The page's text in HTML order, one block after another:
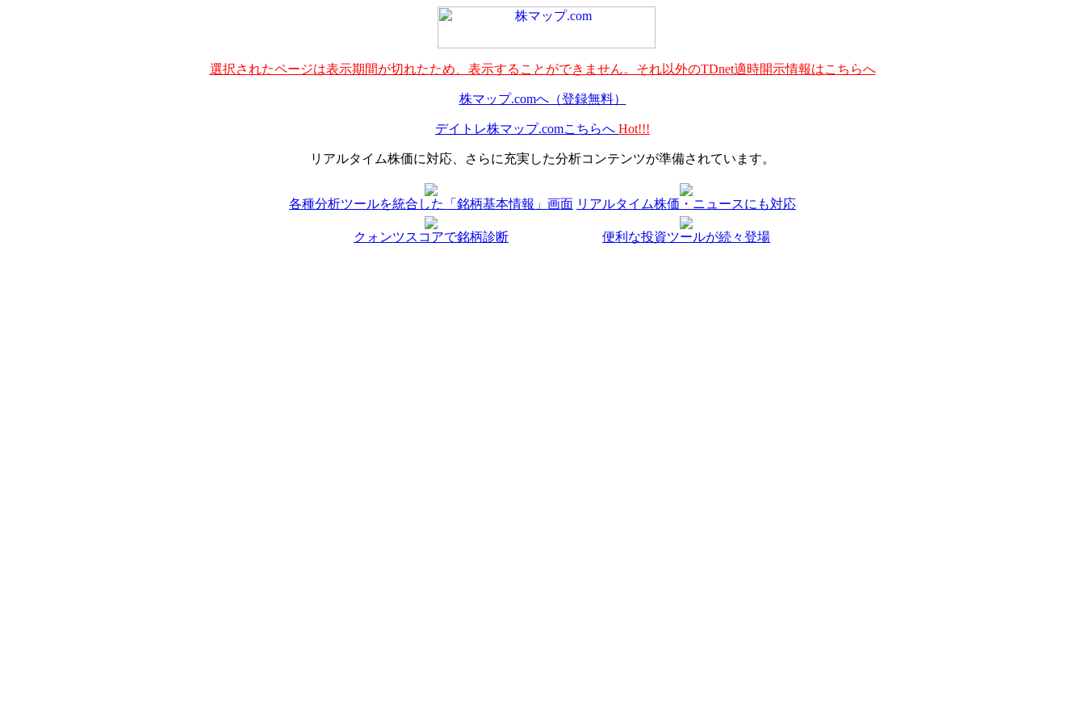
選択されたページは表示期間が切れたため、表示することができません。それ以外のTDnet適時開示情報はこちらへ
株マップ.comへ（登録無料）
デイトレ株マップ.comこちらへ Hot!!!
リアルタイム株価に対応、さらに充実した分析コンテンツが準備されています。
各種分析ツールを統合した「銘柄基本情報」画面 リアルタイム株価・ニュースにも対応
クォンツスコアで銘柄診断 便利な投資ツールが続々登場